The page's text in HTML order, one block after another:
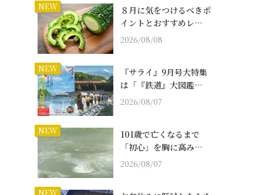
NEW
８月に気をつけるべきポ
イントとおすすめレ…
2026/08/08
NEW
『サライ』9月号大特集
は「『鉄道』大図鑑…
2026/08/07
NEW
101歳で亡くなるまで
「初心」を胸に高み…
2026/08/07
NEW